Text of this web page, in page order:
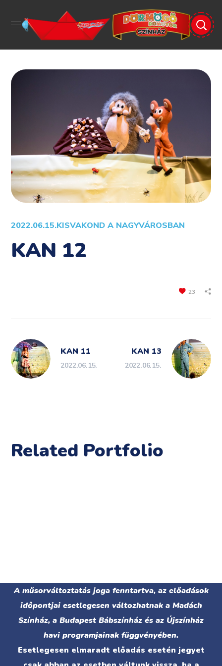
2022.06.15.KISVAKOND A NAGYVÁROSBAN
KAN 12
23
KAN 11
2022.06.15.
KAN 13
2022.06.15.
Related Portfolio
A műsorváltoztatás joga fenntartva, az előadások
időpontjai esetlegesen változhatnak a Madách
Színház, a Budapest Bábszínház és az Újszínház
havi programjainak függvényében.
Esetlegesen elmaradt előadás esetén jegyet